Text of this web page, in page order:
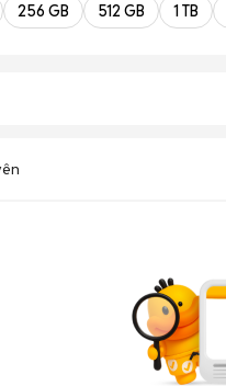
256 GB 512 GB 1 TB